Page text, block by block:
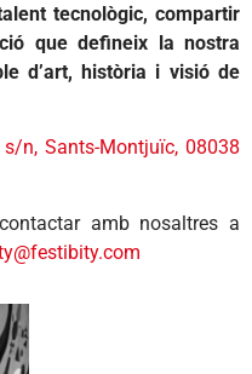
tecnològic, compartir
que defineix la nostra
d’art, història i visió de
n, Sants-Montjuïc, 08038
amb nosaltres a